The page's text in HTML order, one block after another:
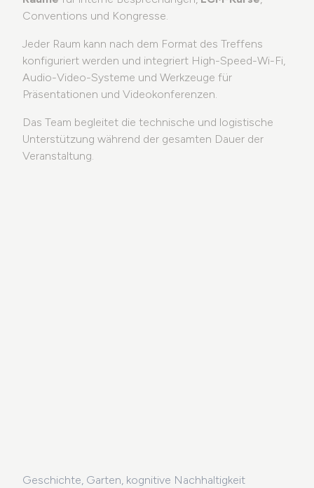
Conventions und Kongresse.
Jeder Raum kann nach dem Format des Treffens
konfiguriert werden und integriert High-Speed-Wi-Fi,
Audio-Video-Systeme und Werkzeuge für
Präsentationen und Videokonferenzen.
Das Team begleitet die technische und logistische
Unterstützung während der gesamten Dauer der
Veranstaltung.
Geschichte, Garten, kognitive Nachhaltigkeit